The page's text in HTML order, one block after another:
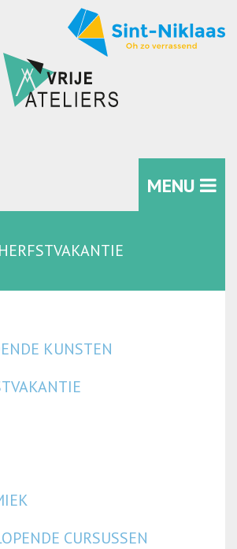
MENU
HERFSTVAKANTIE
KUNSTEN
CURSUSSEN